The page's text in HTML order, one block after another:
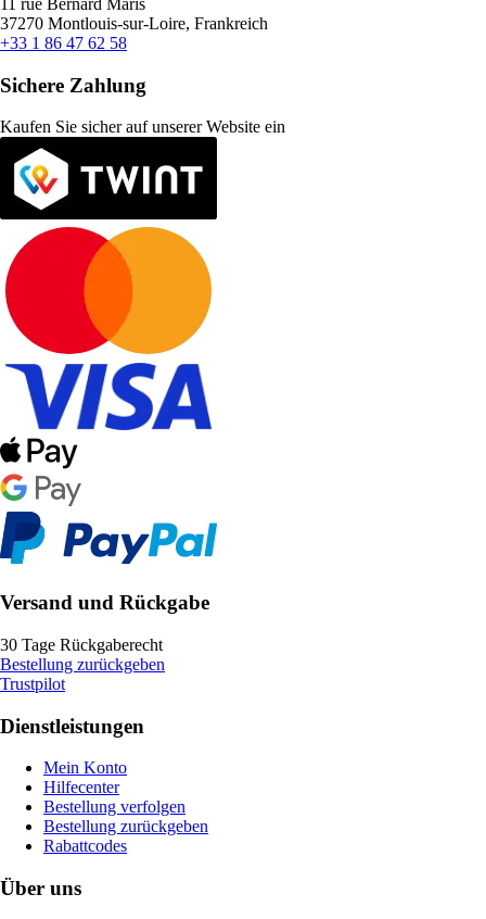
11 rue Bernard Maris
37270 Montlouis-sur-Loire, Frankreich
+33 1 86 47 62 58
Sichere Zahlung
Kaufen Sie sicher auf unserer Website ein
Versand und Rückgabe
30 Tage Rückgaberecht
Bestellung zurückgeben
Trustpilot
Dienstleistungen
Mein Konto
Hilfecenter
Bestellung verfolgen
Bestellung zurückgeben
Rabattcodes
Über uns